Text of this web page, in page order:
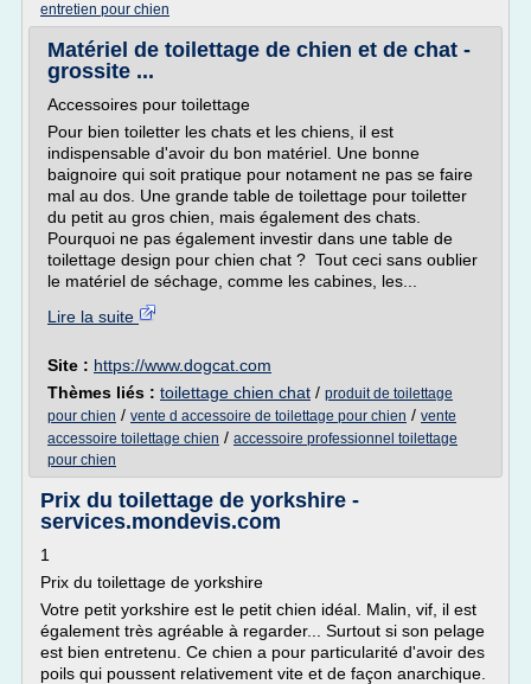
entretien pour chien
Matériel de toilettage de chien et de chat -
grossite ...
Accessoires pour toilettage
Pour bien toiletter les chats et les chiens, il est
indispensable d'avoir du bon matériel. Une bonne
baignoire qui soit pratique pour notament ne pas se faire
mal au dos. Une grande table de toilettage pour toiletter
du petit au gros chien, mais également des chats.
Pourquoi ne pas également investir dans une table de
toilettage design pour chien chat ? Tout ceci sans oublier
le matériel de séchage, comme les cabines, les...
Lire la suite
Site : https://www.dogcat.com
Thèmes liés : toilettage chien chat / produit de toilettage
pour chien / vente d accessoire de toilettage pour chien / vente
accessoire toilettage chien / accessoire professionnel toilettage
pour chien
Prix du toilettage de yorkshire -
services.mondevis.com
1
Prix du toilettage de yorkshire
Votre petit yorkshire est le petit chien idéal. Malin, vif, il est
également très agréable à regarder... Surtout si son pelage
est bien entretenu. Ce chien a pour particularité d'avoir des
poils qui poussent relativement vite et de façon anarchique.